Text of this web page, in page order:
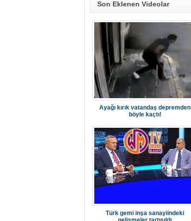
Son Eklenen Videolar
Ayağı kırık vatandaş depremden
böyle kaçtı!
Türk gemi inşa sanayiindeki